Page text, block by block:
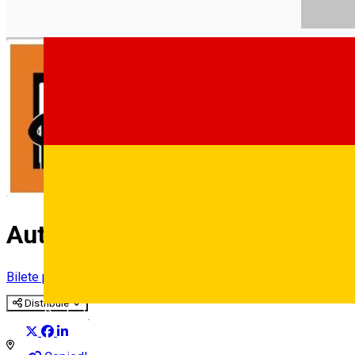
Deutsch
Automat parcare nr.58 -
Bilete parcare
Distribuie